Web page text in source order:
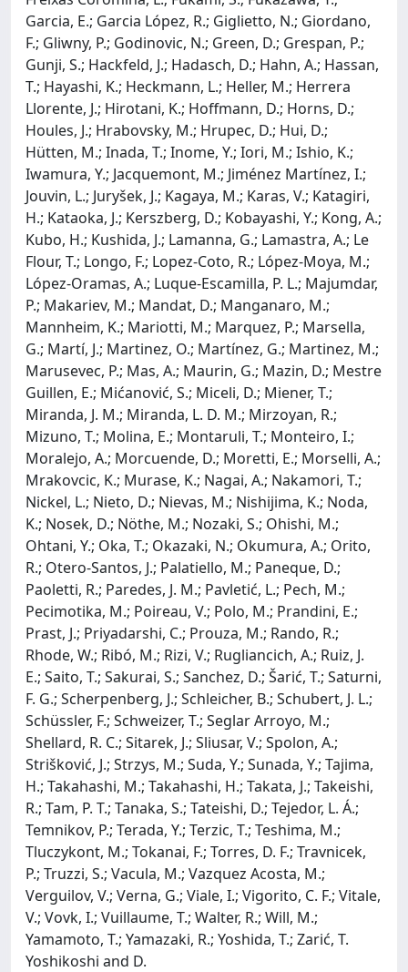
Garcia, E.; Garcia López, R.; Giglietto, N.; Giordano,
F.; Gliwny, P.; Godinovic, N.; Green, D.; Grespan, P.;
Gunji, S.; Hackfeld, J.; Hadasch, D.; Hahn, A.; Hassan,
T.; Hayashi, K.; Heckmann, L.; Heller, M.; Herrera
Llorente, J.; Hirotani, K.; Hoffmann, D.; Horns, D.;
Houles, J.; Hrabovsky, M.; Hrupec, D.; Hui, D.;
Hütten, M.; Inada, T.; Inome, Y.; Iori, M.; Ishio, K.;
Iwamura, Y.; Jacquemont, M.; Jiménez Martínez, I.;
Jouvin, L.; Juryšek, J.; Kagaya, M.; Karas, V.; Katagiri,
H.; Kataoka, J.; Kerszberg, D.; Kobayashi, Y.; Kong, A.;
Kubo, H.; Kushida, J.; Lamanna, G.; Lamastra, A.; Le
Flour, T.; Longo, F.; Lopez-Coto, R.; López-Moya, M.;
López-Oramas, A.; Luque-Escamilla, P. L.; Majumdar,
P.; Makariev, M.; Mandat, D.; Manganaro, M.;
Mannheim, K.; Mariotti, M.; Marquez, P.; Marsella,
G.; Martí, J.; Martinez, O.; Martínez, G.; Martinez, M.;
Marusevec, P.; Mas, A.; Maurin, G.; Mazin, D.; Mestre
Guillen, E.; Mićanović, S.; Miceli, D.; Miener, T.;
Miranda, J. M.; Miranda, L. D. M.; Mirzoyan, R.;
Mizuno, T.; Molina, E.; Montaruli, T.; Monteiro, I.;
Moralejo, A.; Morcuende, D.; Moretti, E.; Morselli, A.;
Mrakovcic, K.; Murase, K.; Nagai, A.; Nakamori, T.;
Nickel, L.; Nieto, D.; Nievas, M.; Nishijima, K.; Noda,
K.; Nosek, D.; Nöthe, M.; Nozaki, S.; Ohishi, M.;
Ohtani, Y.; Oka, T.; Okazaki, N.; Okumura, A.; Orito,
R.; Otero-Santos, J.; Palatiello, M.; Paneque, D.;
Paoletti, R.; Paredes, J. M.; Pavletić, L.; Pech, M.;
Pecimotika, M.; Poireau, V.; Polo, M.; Prandini, E.;
Prast, J.; Priyadarshi, C.; Prouza, M.; Rando, R.;
Rhode, W.; Ribó, M.; Rizi, V.; Rugliancich, A.; Ruiz, J.
E.; Saito, T.; Sakurai, S.; Sanchez, D.; Šarić, T.; Saturni,
F. G.; Scherpenberg, J.; Schleicher, B.; Schubert, J. L.;
Schüssler, F.; Schweizer, T.; Seglar Arroyo, M.;
Shellard, R. C.; Sitarek, J.; Sliusar, V.; Spolon, A.;
Strišković, J.; Strzys, M.; Suda, Y.; Sunada, Y.; Tajima,
H.; Takahashi, M.; Takahashi, H.; Takata, J.; Takeishi,
R.; Tam, P. T.; Tanaka, S.; Tateishi, D.; Tejedor, L. Á.;
Temnikov, P.; Terada, Y.; Terzic, T.; Teshima, M.;
Tluczykont, M.; Tokanai, F.; Torres, D. F.; Travnicek,
P.; Truzzi, S.; Vacula, M.; Vazquez Acosta, M.;
Verguilov, V.; Verna, G.; Viale, I.; Vigorito, C. F.; Vitale,
V.; Vovk, I.; Vuillaume, T.; Walter, R.; Will, M.;
Yamamoto, T.; Yamazaki, R.; Yoshida, T.; Zarić, T.
Yoshikoshi and D.